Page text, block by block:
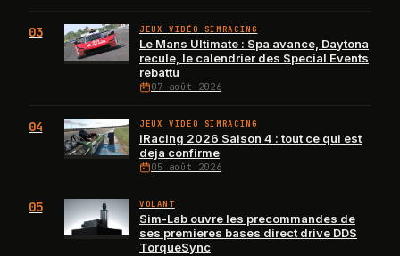
03 JEUX VIDÉO SIMRACING
Le Mans Ultimate : Spa avance, Daytona
recule, le calendrier des Special Events
rebattu
07 août 2026
04 JEUX VIDÉO SIMRACING
iRacing 2026 Saison 4 : tout ce qui est
deja confirme
05 août 2026
05 VOLANT
Sim-Lab ouvre les precommandes de
ses premieres bases direct drive DDS
TorqueSync